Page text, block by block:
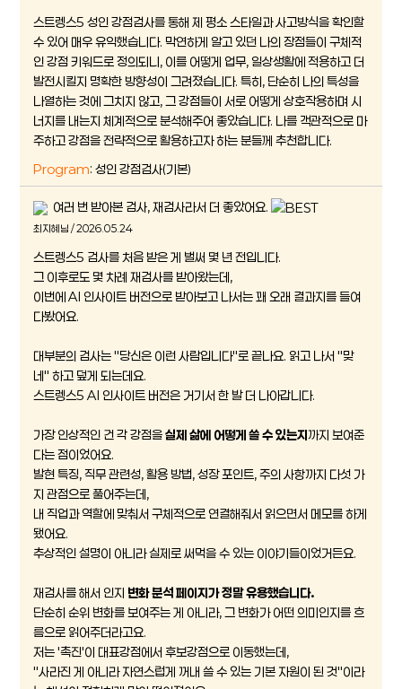
스트렝스5 성인 강점검사를 통해 제 평소 스타일과 사고방식을 확인할
수 있어 매우 유익했습니다. 막연하게 알고 있던 나의 장점들이 구체적
인 강점 키워드로 정의되니, 이를 어떻게 업무, 일상생활에 적용하고 더
발전시킬지 명확한 방향성이 그려졌습니다. 특히, 단순히 나의 특성을
나열하는 것에 그치지 않고, 그 강점들이 서로 어떻게 상호작용하며 시
너지를 내는지 체계적으로 분석해주어 좋았습니다. 나를 객관적으로 마
주하고 강점을 전략적으로 활용하고자 하는 분들께 추천합니다.
Program: 성인 강점검사(기본)
여러 번 받아본 검사, 재검사라서 더 좋았어요.
최지혜님 / 2026.05.24
스트렝스5 검사를 처음 받은 게 벌써 몇 년 전입니다.
그 이후로도 몇 차례 재검사를 받아왔는데,
이번에 AI 인사이트 버전으로 받아보고 나서는 꽤 오래 결과지를 들여
다봤어요.
대부분의 검사는 "당신은 이런 사람입니다"로 끝나요. 읽고 나서 "맞
네" 하고 덮게 되는데요.
스트렝스5 AI 인사이트 버전은 거기서 한 발 더 나아갑니다.
가장 인상적인 건 각 강점을실제 삶에 어떻게 쓸 수 있는지까지 보여준
다는 점이었어요.
발현 특징, 직무 관련성, 활용 방법, 성장 포인트, 주의 사항까지 다섯 가
지 관점으로 풀어주는데,
내 직업과 역할에 맞춰서 구체적으로 연결해줘서 읽으면서 메모를 하게
됐어요.
추상적인 설명이 아니라 실제로 써먹을 수 있는 이야기들이었거든요.
재검사를 해서 인지 변화 분석 페이지가 정말 유용했습니다.
단순히 순위 변화를 보여주는 게 아니라, 그 변화가 어떤 의미인지를 흐
름으로 읽어주더라고요.
저는 '촉진'이 대표강점에서 후보강점으로 이동했는데,
"사라진 게 아니라 자연스럽게 꺼내 쓸 수 있는 기본 자원이 된 것"이라